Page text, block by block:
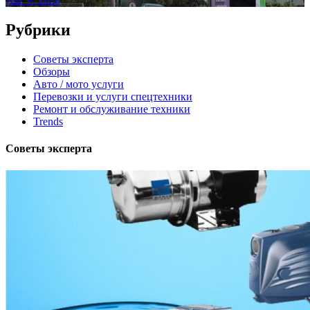
Рубрики
Советы эксперта
Обзоры
Авто / мото услуги
Перевозки и услуги спецтехники
Ремонт и обслуживание техники
Trends
Советы эксперта